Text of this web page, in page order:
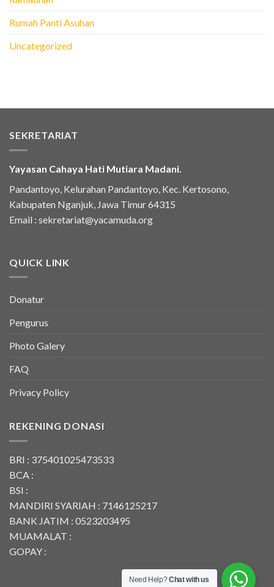
Rumah Panti Asuhan
Uncategorized
SEKRETARIAT
Yayasan Cahaya Hati Mutiara Madani.
Pandantoyo, Kelurahan Pandantoyo, Kec. Kertosono,
Kabupaten Nganjuk, Jawa Timur 64315
Email : sekretariat@yacamuda.org
QUICK LINK
Donatur
Pengurus
Photo Galery
FAQ
Privacy Policy
REKENING DONASI
BRI : 375401025473533
BCA :
BSI :
MANDIRI SYARIAH : 7146125217
BANK JATIM : 0523203495
MUAMALAT :
GOPAY :
Need Help?Chat with us